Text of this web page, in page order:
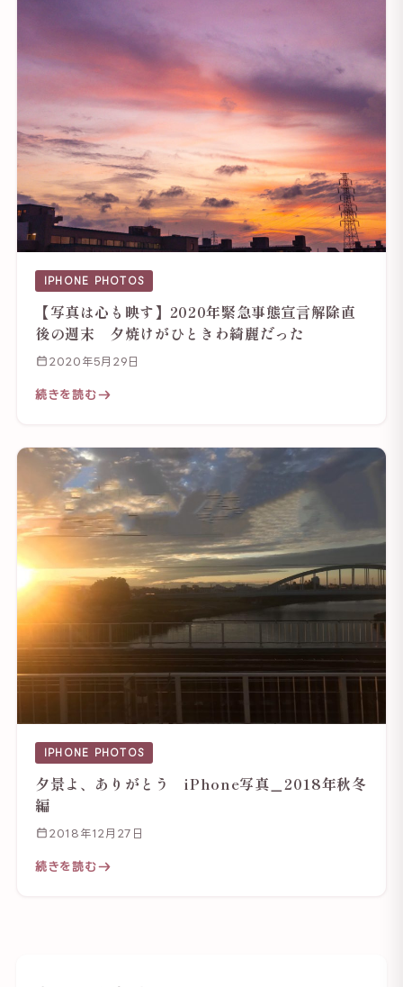
IPHONE PHOTOS
【写真は心も映す】2020年緊急事態宣言解除直
後の週末 夕焼けがひときわ綺麗だった
2020年5月29日
続きを読む
IPHONE PHOTOS
夕景よ、ありがとう iPhone写真＿2018年秋冬
編
2018年12月27日
続きを読む